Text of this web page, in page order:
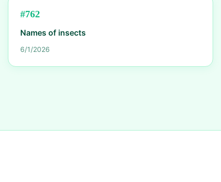
#762
Names of insects
6/1/2026